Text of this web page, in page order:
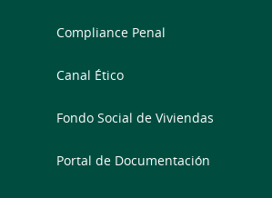
Compliance Penal
Canal Ético
Fondo Social de Viviendas
Portal de Documentación